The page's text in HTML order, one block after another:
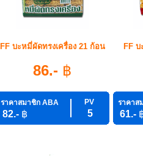
FF บะหมี่ผัดทรงเครื่อง 21 ก้อน
86.- ฿
ราคาสมาชิก ABA PV
82.- ฿ 5
FF
ราคาส
61.-